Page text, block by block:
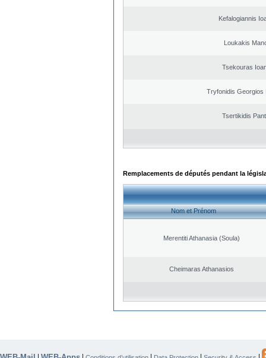
Kefalogiannis
Loukakis
Tsekouras
Tryfonidis Georgios
Tsertikidis
Remplacements de députés pendant la
Nom et Prénom
Merentiti Athanasia (Soula)
Cheimaras Athanasios
| | | | |